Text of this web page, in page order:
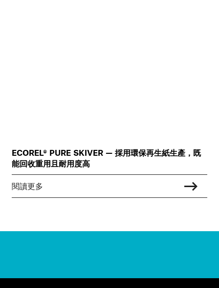
ECOREL® PURE SKIVER — 採用環保再生紙生產，既
能回收重用且耐用度高
閱讀更多